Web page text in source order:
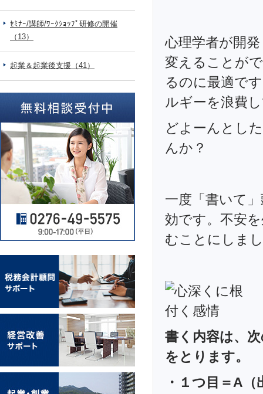
心理学者が開
変えることが
るのに最適で
ルギーを浪費
どよーんとし
んか？
一度「書いて
効です。不安
むことにしま
書く内容は、
をとります。
・１つ目＝A
ｾﾐﾅｰ/講師/ﾜｰｸｼｮｯﾌﾟ研修の開催
（13）
起業＆起業後支援（41）